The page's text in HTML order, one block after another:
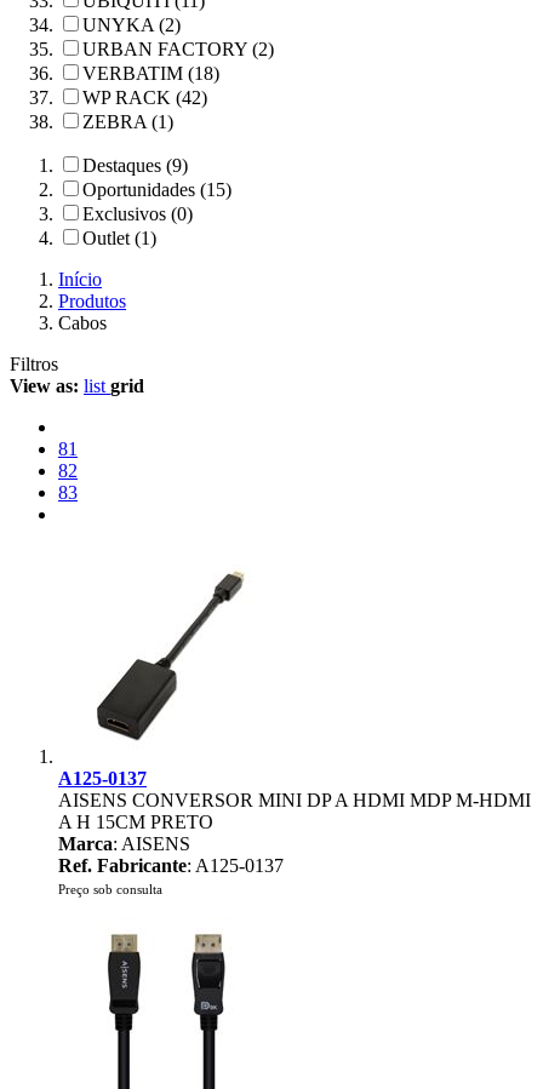
UNYKA (2)
URBAN FACTORY (2)
VERBATIM (18)
WP RACK (42)
ZEBRA (1)
Destaques (9)
Oportunidades (15)
Exclusivos (0)
Outlet (1)
Início
Produtos
Cabos
Filtros
View as: list grid
81
82
83
A125-0137
AISENS CONVERSOR MINI DP A HDMI MDP M-HDMI
A H 15CM PRETO
Marca: AISENS
Ref. Fabricante: A125-0137
Preço sob consulta